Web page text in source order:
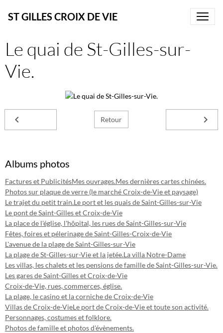
ST GILLES CROIX DE VIE
Le quai de St-Gilles-sur-
Vie.
Retour
Albums photos
Factures et PublicitésMes ouvrages.Mes dernières cartes chinées.
Photos sur plaque de verre (le marché Croix-de-Vie et paysage)
Le trajet du petit train.Le port et les quais de Saint-Gilles-sur-Vie
Le pont de Saint-Gilles et Croix-de-Vie
La place de l'église, l'hôpital, les rues de Saint-Gilles-sur-Vie
Fêtes, foires et pélerinage de Saint-Gilles-Croix-de-Vie
L'avenue de la plage de Saint-Gilles-sur-Vie
La plage de St-Gilles-sur-Vie et la jetée.La villa Notre-Dame
Les villas, les chalets et les pensions de famille de Saint-Gilles-sur-Vie.
Les gares de Saint-Gilles et Croix-de-Vie
Croix-de-Vie, rues, commerces, église.
La plage, le casino et la corniche de Croix-de-Vie
Villas de Croix-de-VieLe port de Croix-de-Vie et toute son activité.
Personnages, costumes et folklore.
Photos de famille et photos d'évènements.